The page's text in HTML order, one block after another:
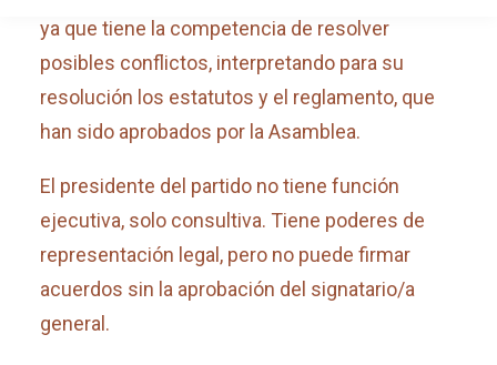
ya que tiene la competencia de resolver
posibles conflictos, interpretando para su
resolución los estatutos y el reglamento, que
han sido aprobados por la Asamblea.
El presidente del partido no tiene función
ejecutiva, solo consultiva. Tiene poderes de
representación legal, pero no puede firmar
acuerdos sin la aprobación del signatario/a
general.